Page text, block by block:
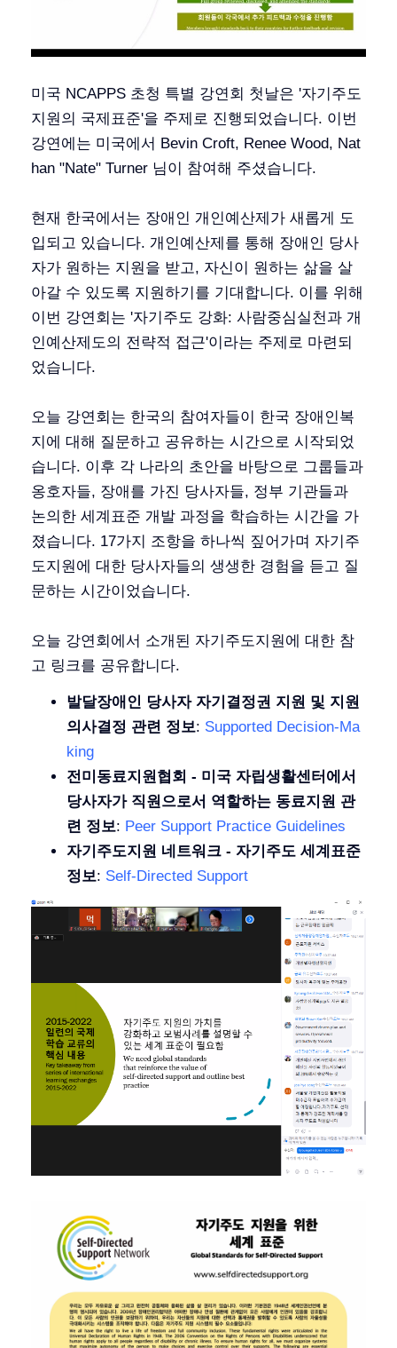
미국 NCAPPS 초청 특별 강연회 첫날은 '자기주도
지원의 국제표준'을 주제로 진행되었습니다. 이번
강연에는 미국에서 Bevin Croft, Renee Wood, Nat
han "Nate" Turner 님이 참여해 주셨습니다.
현재 한국에서는 장애인 개인예산제가 새롭게 도
입되고 있습니다. 개인예산제를 통해 장애인 당사
자가 원하는 지원을 받고, 자신이 원하는 삶을 살
아갈 수 있도록 지원하기를 기대합니다. 이를 위해
이번 강연회는 '자기주도 강화: 사람중심실천과 개
인예산제도의 전략적 접근'이라는 주제로 마련되
었습니다.
오늘 강연회는 한국의 참여자들이 한국 장애인복
지에 대해 질문하고 공유하는 시간으로 시작되었
습니다. 이후 각 나라의 초안을 바탕으로 그룹들과
옹호자들, 장애를 가진 당사자들, 정부 기관들과
논의한 세계표준 개발 과정을 학습하는 시간을 가
졌습니다. 17가지 조항을 하나씩 짚어가며 자기주
도지원에 대한 당사자들의 생생한 경험을 듣고 질
문하는 시간이었습니다.
오늘 강연회에서 소개된 자기주도지원에 대한 참
고 링크를 공유합니다.
발달장애인 당사자 자기결정권 지원 및 지원
의사결정 관련 정보: Supported Decision-Ma
king
전미동료지원협회 - 미국 자립생활센터에서
당사자가 직원으로서 역할하는 동료지원 관
련 정보: Peer Support Practice Guidelines
자기주도지원 네트워크 - 자기주도 세계표준
정보: Self-Directed Support